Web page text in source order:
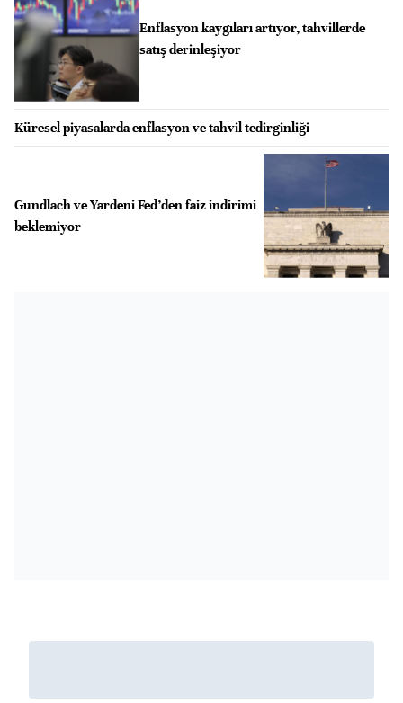
Enflasyon kaygıları artıyor, tahvillerde
satış derinleşiyor
Küresel piyasalarda enflasyon ve tahvil tedirginliği
Gundlach ve Yardeni Fed’den faiz indirimi
beklemiyor